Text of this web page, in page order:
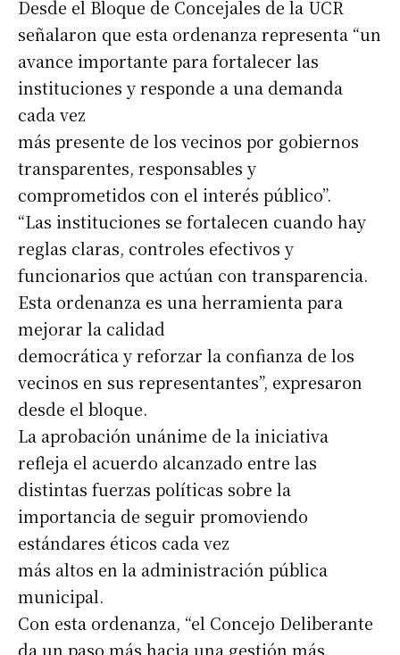
Suscribirme gratis
Dirección de correo electrónico*
Desde el Bloque de Concejales de la UCR
señalaron que esta ordenanza representa “un
avance importante para fortalecer las
instituciones y responde a una demanda
cada vez
más presente de los vecinos por gobiernos
transparentes, responsables y
comprometidos con el interés público”.
“Las instituciones se fortalecen cuando hay
reglas claras, controles efectivos y
funcionarios que actúan con transparencia.
Esta ordenanza es una herramienta para
mejorar la calidad
democrática y reforzar la confianza de los
vecinos en sus representantes”, expresaron
desde el bloque.
La aprobación unánime de la iniciativa
refleja el acuerdo alcanzado entre las
distintas fuerzas políticas sobre la
importancia de seguir promoviendo
estándares éticos cada vez
más altos en la administración pública
municipal.
Con esta ordenanza, “el Concejo Deliberante
da un paso más hacia una gestión más